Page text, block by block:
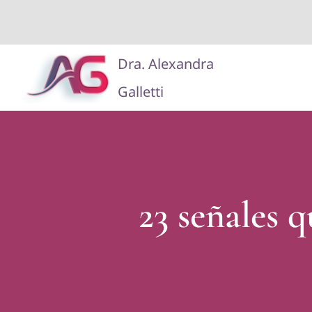
contenido
Dra. Alexandra
Galletti
23 señales